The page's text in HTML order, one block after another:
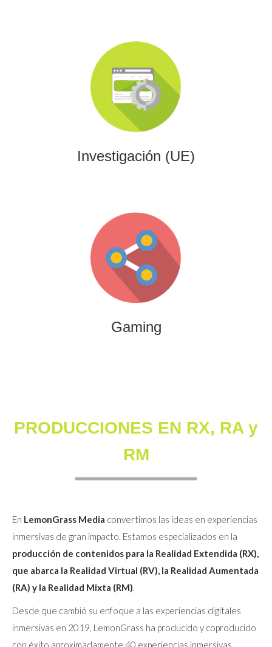
Investigación (UE)
Investigación (UE)
Impulsamos proyectos de I+D+i alineados con programas
europeos, conectando innovación tecnológica con
financiación estratégica.
Gaming
Gaming
Desarrollamos experiencias interactivas y videojuegos
que combinan entretenimiento, innovación y engagement
para marcas y audiencias.
PRODUCCIONES EN RX, RA y
RM
En LemonGrass Media convertimos las ideas en experiencias
inmersivas de gran impacto. Estamos especializados en la
producción de contenidos para la Realidad Extendida (RX),
que abarca la Realidad Virtual (RV), la Realidad Aumentada
(RA) y la Realidad Mixta (RM).
Desde que cambió su enfoque a las experiencias digitales
inmersivas en 2019, LemonGrass ha producido y coproducido
con éxito aproximadamente 40 experiencias inmersivas.